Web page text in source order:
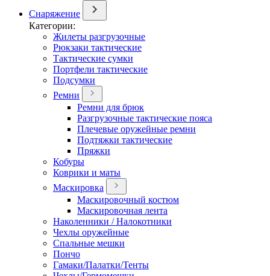
Снаряжение
Категории:
Жилеты разгрузочные
Рюкзаки тактические
Тактические сумки
Портфели тактические
Подсумки
Ремни
Ремни для брюк
Разгрузочные тактические пояса
Плечевые оружейные ремни
Подтяжки тактические
Пряжки
Кобуры
Коврики и маты
Маскировка
Маскировочный костюм
Маскировочная лента
Наколенники / Налокотники
Чехлы оружейные
Спальные мешки
Пончо
Гамаки/Палатки/Тенты